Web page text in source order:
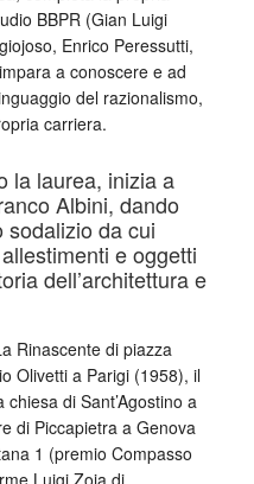
BBPR (Gian Luigi
Enrico Peressutti,
a conoscere e ad
del razionalismo,
carriera.
la laurea, inizia a
Albini, dando
sodalizio da cui
e oggetti
dell’architettura e
Rinascente di piazza
Olivetti a Parigi (1958), il
di Sant’Agostino a
di Piccapietra a Genova
1 (premio Compasso
Luigi Zoja di